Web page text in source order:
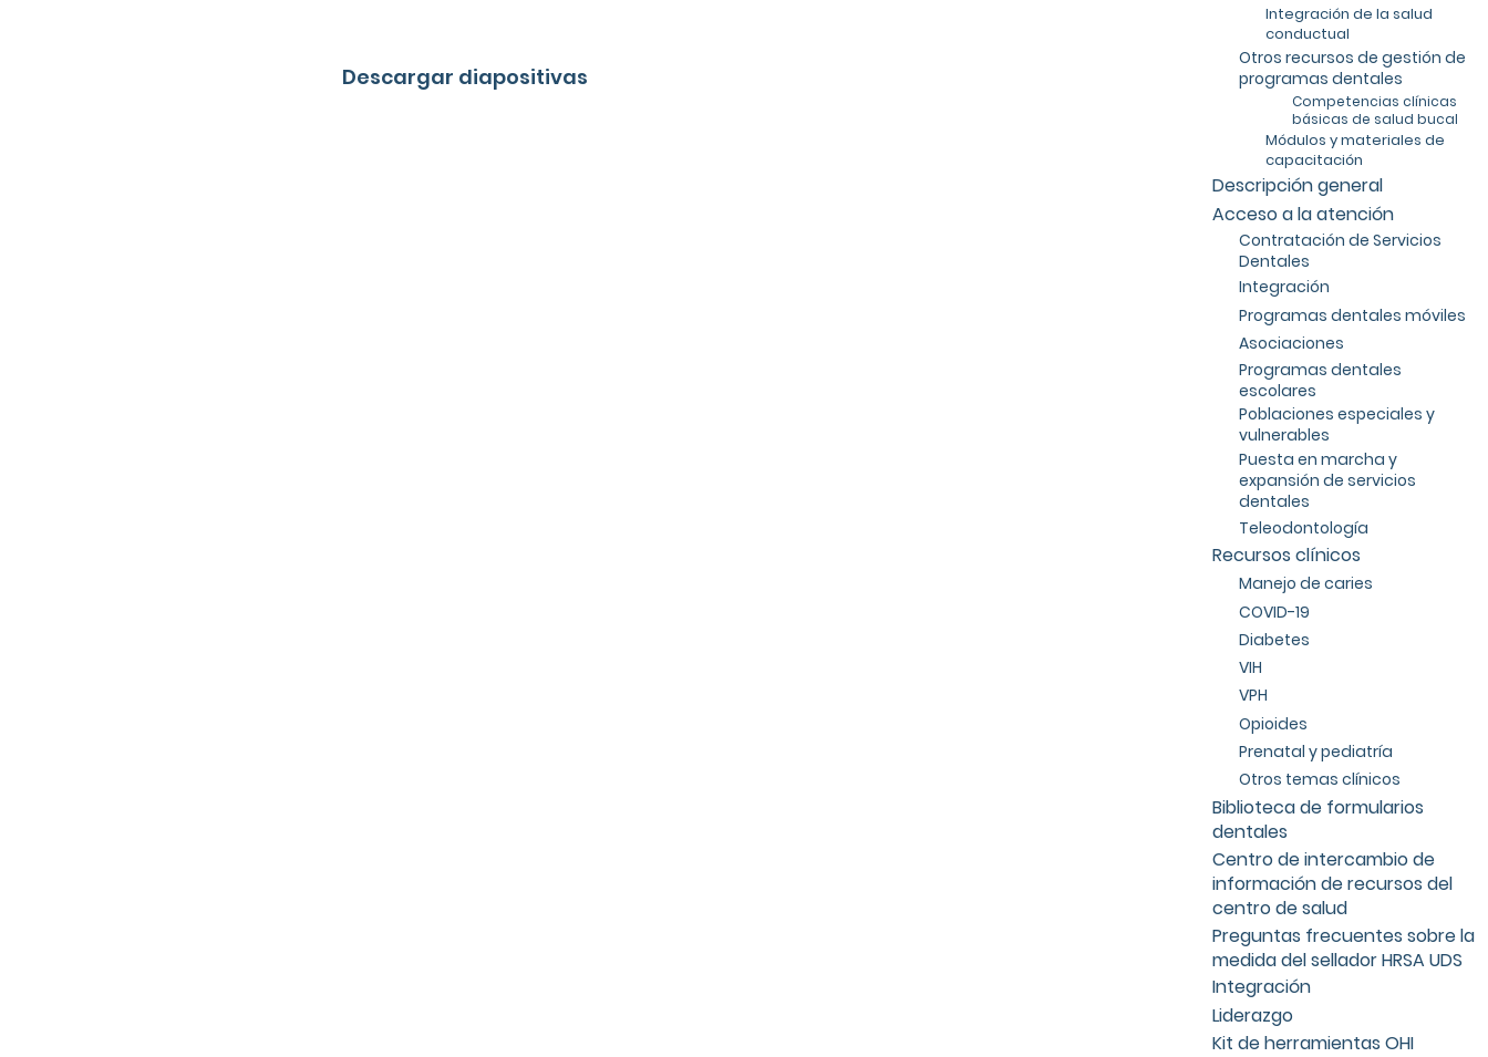
Integración de la salud
conductual
Otros recursos de gestión de
programas dentales
Competencias clínicas
básicas de salud bucal
Módulos y materiales de
capacitación
Descripción general
Acceso a la atención
Contratación de Servicios
Dentales
Integración
Programas dentales móviles
Asociaciones
Programas dentales
escolares
Poblaciones especiales y
vulnerables
Puesta en marcha y
expansión de servicios
dentales
Teleodontología
Recursos clínicos
Manejo de caries
COVID-19
Diabetes
VIH
VPH
Opioides
Prenatal y pediatría
Otros temas clínicos
Biblioteca de formularios
dentales
Centro de intercambio de
información de recursos del
centro de salud
Preguntas frecuentes sobre la
medida del sellador HRSA UDS
Integración
Liderazgo
Kit de herramientas OHI
Descargar diapositivas